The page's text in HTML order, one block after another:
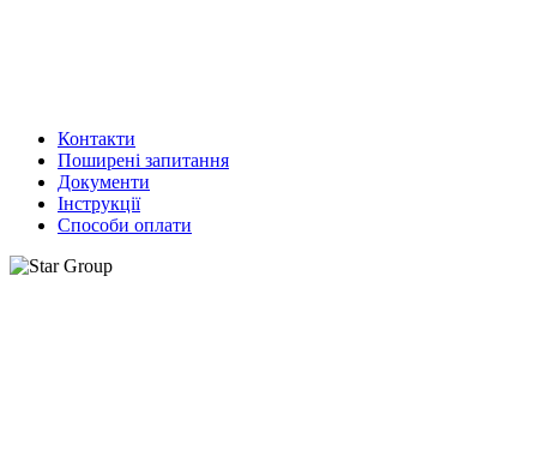
Контакти
Поширені запитання
Документи
Інструкції
Способи оплати